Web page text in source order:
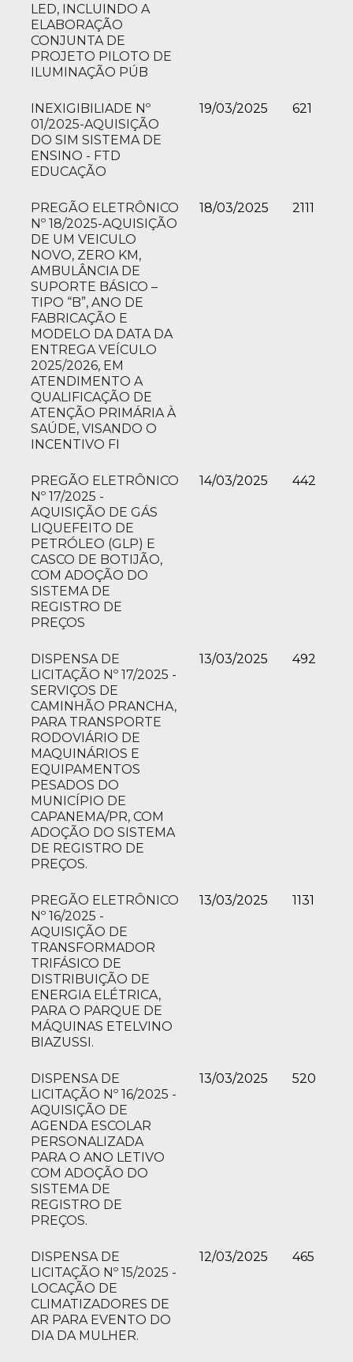
LED, INCLUINDO A
ELABORAÇÃO
CONJUNTA DE
PROJETO PILOTO DE
ILUMINAÇÃO PÚB
INEXIGIBILIADE Nº
01/2025-AQUISIÇÃO
DO SIM SISTEMA DE
ENSINO - FTD
EDUCAÇÃO
19/03/2025 621
PREGÃO ELETRÔNICO
Nº 18/2025-AQUISIÇÃO
DE UM VEICULO
NOVO, ZERO KM,
AMBULÂNCIA DE
SUPORTE BÁSICO –
TIPO “B”, ANO DE
FABRICAÇÃO E
MODELO DA DATA DA
ENTREGA VEÍCULO
2025/2026, EM
ATENDIMENTO A
QUALIFICAÇÃO DE
ATENÇÃO PRIMÁRIA À
SAÚDE, VISANDO O
INCENTIVO FI
18/03/2025 2111
PREGÃO ELETRÔNICO
Nº 17/2025 -
AQUISIÇÃO DE GÁS
LIQUEFEITO DE
PETRÓLEO (GLP) E
CASCO DE BOTIJÃO,
COM ADOÇÃO DO
SISTEMA DE
REGISTRO DE
PREÇOS
14/03/2025 442
DISPENSA DE
LICITAÇÃO Nº 17/2025 -
SERVIÇOS DE
CAMINHÃO PRANCHA,
PARA TRANSPORTE
RODOVIÁRIO DE
MAQUINÁRIOS E
EQUIPAMENTOS
PESADOS DO
MUNICÍPIO DE
CAPANEMA/PR, COM
ADOÇÃO DO SISTEMA
DE REGISTRO DE
PREÇOS.
13/03/2025 492
PREGÃO ELETRÔNICO
Nº 16/2025 -
AQUISIÇÃO DE
TRANSFORMADOR
TRIFÁSICO DE
DISTRIBUIÇÃO DE
ENERGIA ELÉTRICA,
PARA O PARQUE DE
MÁQUINAS ETELVINO
BIAZUSSI.
13/03/2025 1131
DISPENSA DE
LICITAÇÃO Nº 16/2025 -
AQUISIÇÃO DE
AGENDA ESCOLAR
PERSONALIZADA
PARA O ANO LETIVO
COM ADOÇÃO DO
SISTEMA DE
REGISTRO DE
PREÇOS.
13/03/2025 520
DISPENSA DE
LICITAÇÃO Nº 15/2025 -
LOCAÇÃO DE
CLIMATIZADORES DE
AR PARA EVENTO DO
DIA DA MULHER.
12/03/2025 465